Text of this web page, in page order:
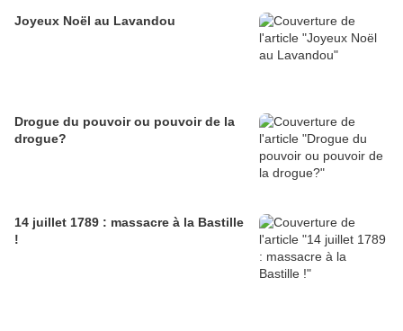
Joyeux Noël au Lavandou
Drogue du pouvoir ou pouvoir de la
drogue?
14 juillet 1789 : massacre à la Bastille
!